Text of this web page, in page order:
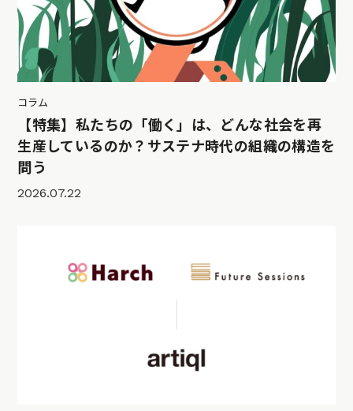
コラム
【特集】私たちの「働く」は、どんな社会を再
生産しているのか？サステナ時代の組織の構造を
問う
2026.07.22